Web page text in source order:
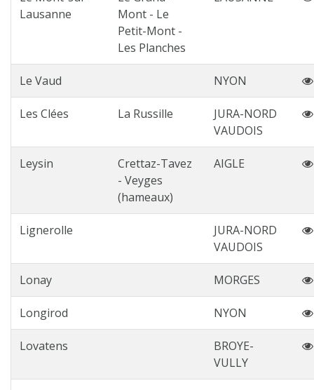
Lausanne
Mont - Le
Petit-Mont -
Les Planches
Le Vaud NYON
Les Clées La Russille
JURA-NORD
VAUDOIS
Leysin
Crettaz-Tavez
- Veyges
(hameaux)
AIGLE
Lignerolle
JURA-NORD
VAUDOIS
Lonay MORGES
Longirod NYON
Lovatens
BROYE-
VULLY